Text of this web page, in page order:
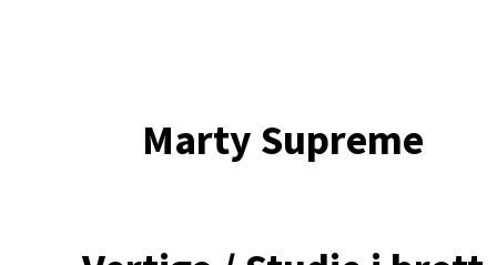
Marty Supreme